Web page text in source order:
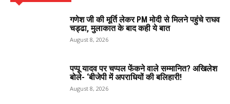
गणेश जी की मूर्ति लेकर PM मोदी से मिलने पहुंचे राघव
चड्ढा, मुलाकात के बाद कही ये बात
August 8, 2026
पप्पू यादव पर चप्पल फेंकने वाले सम्मानित? अखिलेश
बोले- ‘बीजेपी में अपराधियों की बलिहारी!
August 8, 2026